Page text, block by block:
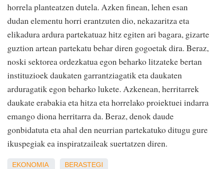
horrela planteatzen dutela. Azken finean, lehen esan
dudan elementu horri erantzuten dio, nekazaritza eta
elikadura ardura partekatuaz hitz egiten ari bagara, gizarte
guztion artean partekatu behar diren gogoetak dira. Beraz,
noski sektorea ordezkatua egon beharko litzateke bertan
instituzioek daukaten garrantziagatik eta daukaten
arduragatik egon beharko lukete. Azkenean, herritarrek
daukate erabakia eta hitza eta horrelako proiektuei indarra
emango diona herritarra da. Beraz, denok daude
gonbidatuta eta ahal den neurrian partekatuko ditugu gure
ikuspegiak ea inspiratzaileak suertatzen diren.
EKONOMIA BERASTEGI